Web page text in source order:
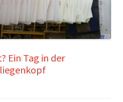
Ein Tag in der